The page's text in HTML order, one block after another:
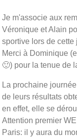
Je m'associe aux
Véronique et Alain
sportive lors de cette
Merci à Dominique
🙂) pour la tenue de
La prochaine
de leurs résultats
en effet, elle se
Attention premier
Paris: il y aura du